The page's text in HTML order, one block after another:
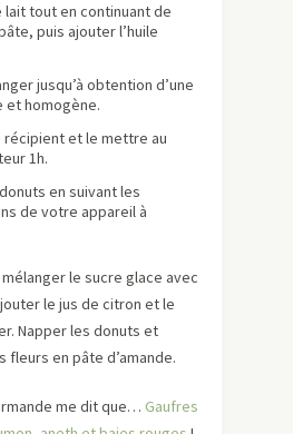
lait tout en continuant de
puis ajouter l’huile
jusqu’à obtention d’une
et homogène.
récipient et le mettre au
1h.
en suivant les
de votre appareil à
mélanger le sucre glace avec
le jus de citron et le
Napper les donuts et
fleurs en pâte d’amande.
me dit que… Gaufres